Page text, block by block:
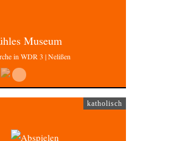
Museum
in WDR 3 | Nelißen
katholisch